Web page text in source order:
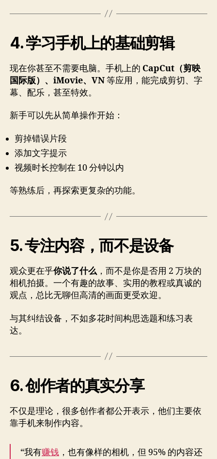
4. 学习手机上的基础剪辑
现在你甚至不需要电脑。手机上的 CapCut（剪映
国际版）、iMovie、VN等应用，能完成剪切、字
幕、配乐，甚至特效。
新手可以先从简单操作开始：
剪掉错误片段
添加文字提示
视频时长控制在 10 分钟以内
等熟练后，再探索更复杂的功能。
5. 专注内容，而不是设备
观众更在乎你说了什么，而不是你是否用 2 万块的
相机拍摄。一个有趣的故事、实用的教程或真诚的
观点，总比无聊但高清的画面更受欢迎。
与其纠结设备，不如多花时间构思选题和练习表
达。
6. 创作者的真实分享
不仅是理论，很多创作者都公开表示，他们主要依
靠手机来制作内容。
“我有赚钱 ，也有像样的相机，但 95% 的内容还